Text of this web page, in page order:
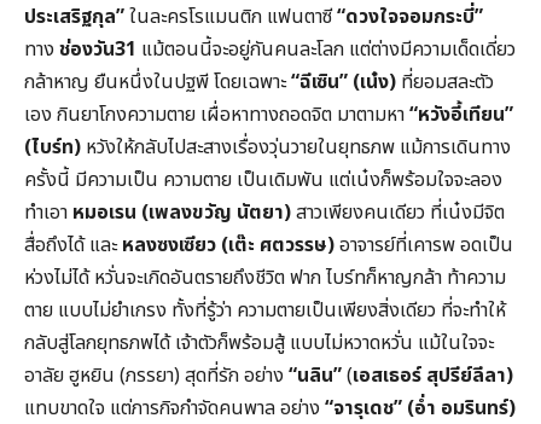
ประเสริฐกุล”ในละครโรแมนติก แฟนตาซี“ดวงใจจอมกระบี่”
ทาง ช่องวัน31 แม้ตอนนี้จะอยู่กันคนละโลก แต่ต่างมีความเด็ดเดี่ยว
กล้าหาญ ยืนหนึ่งในปฐพี โดยเฉพาะ“ฉีเซิน” (เน๋ง) ที่ยอมสละตัว
เอง กินยาโกงความตาย เผื่อหาทางถอดจิต มาตามหา“หวังอี้เทียน”
(ไบร์ท) หวังให้กลับไปสะสางเรื่องวุ่นวายในยุทธภพ แม้การเดินทาง
ครั้งนี้ มีความเป็น ความตาย เป็นเดิมพัน แต่เน๋งก็พร้อมใจจะลอง
ทำเอา หมอเรน (เพลงขวัญ นัตยา)สาวเพียงคนเดียว ที่เน๋งมีจิต
สื่อถึงได้ และหลงซงเซียว (เต๊ะ ศตวรรษ)อาจารย์ที่เคารพ อดเป็น
ห่วงไม่ได้ หวั่นจะเกิดอันตรายถึงชีวิต ฟาก ไบร์ทก็หาญกล้า ท้าความ
ตาย แบบไม่ยำเกรง ทั้งที่รู้ว่า ความตายเป็นเพียงสิ่งเดียว ที่จะทำให้
กลับสู่โลกยุทธภพได้ เจ้าตัวก็พร้อมสู้ แบบไม่หวาดหวั่น แม้ในใจจะ
อาลัย ฮูหยิน (ภรรยา) สุดที่รัก อย่าง “นลิน”(เอสเธอร์ สุปรีย์ลีลา)
แทบขาดใจ แต่ภารกิจกำจัดคนพาล อย่าง “จารุเดช” (อ่ำ อมรินทร์)